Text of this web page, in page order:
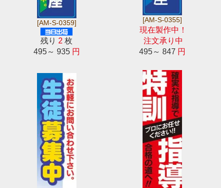
[AM-S-0359]
残り 2 枚
495～ 935 円
[AM-S-0355]
現在製作中！
注文承り中
495～ 847 円